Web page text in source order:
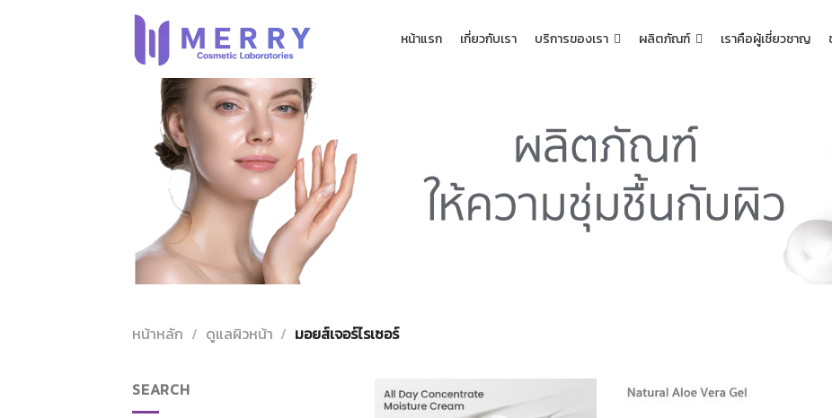
หน้าแรก เกี่ยวกับเรา บริการของเรา ผลิตภัณฑ์ เราคือผู้เชี่ยวชาญ
หน้าหลัก / ดูแลผิวหน้า / มอยส์เจอร์ไรเซอร์
SEARCH